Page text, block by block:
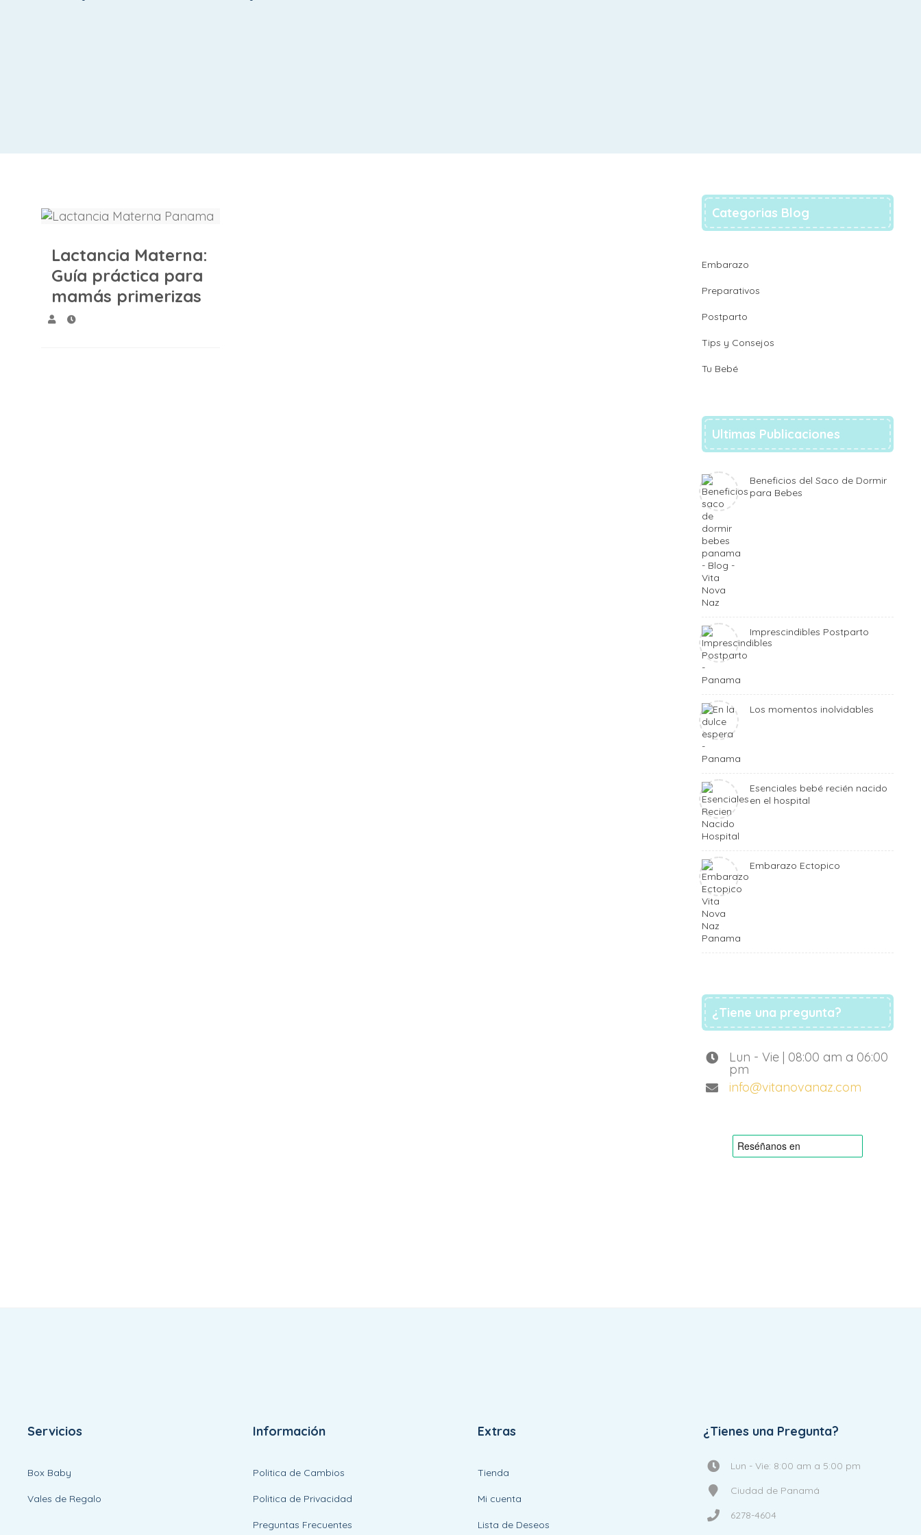
Lactancia Materna:
Guía práctica para
mamás primerizas
Categorias Blog
Embarazo
Preparativos
Postparto
Tips y Consejos
Tu Bebé
Ultimas Publicaciones
Beneficios del Saco de Dormir
para Bebes
Imprescindibles Postparto
Los momentos inolvidables
Esenciales bebé recién nacido
en el hospital
Embarazo Ectopico
¿Tiene una pregunta?
Lun - Vie | 08:00 am a 06:00
pm
info@vitanovanaz.com
Servicios
Box Baby
Vales de Regalo
Información
Politica de Cambios
Politica de Privacidad
Preguntas Frecuentes
Extras
Tienda
Mi cuenta
Lista de Deseos
¿Tienes una Pregunta?
Lun - Vie: 8:00 am a 5:00 pm
Ciudad de Panamá
6278-4604